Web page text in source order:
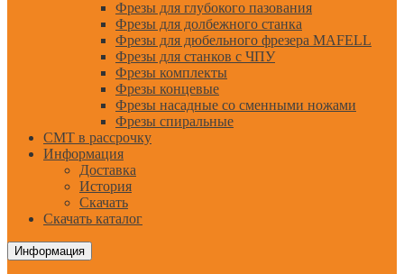
Фрезы для глубокого пазования
Фрезы для долбежного станка
Фрезы для дюбельного фрезера MAFELL
Фрезы для станков с ЧПУ
Фрезы комплекты
Фрезы концевые
Фрезы насадные со сменными ножами
Фрезы спиральные
CMT в рассрочку
Информация
Доставка
История
Скачать
Скачать каталог
Информация